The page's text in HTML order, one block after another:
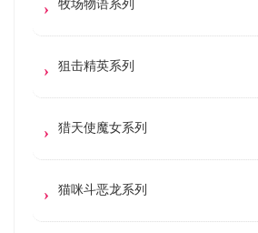
狙击精英系列
猎天使魔女系列
猫咪斗恶龙系列